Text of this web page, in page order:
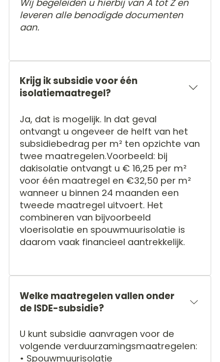
Wij begeleiden u hierbij van A tot Z en
leveren alle benodigde documenten
aan.
Krijg ik subsidie voor één
isolatiemaatregel?
Ja, dat is mogelijk. In dat geval
ontvangt u ongeveer de helft van het
subsidiebedrag per m² ten opzichte van
twee maatregelen.Voorbeeld: bij
dakisolatie ontvangt u € 16,25 per m²
voor één maatregel en €32,50 per m²
wanneer u binnen 24 maanden een
tweede maatregel uitvoert. Het
combineren van bijvoorbeeld
vloerisolatie en spouwmuurisolatie is
daarom vaak financieel aantrekkelijk.
Welke maatregelen vallen onder
de ISDE-subsidie?
U kunt subsidie aanvragen voor de
volgende verduurzamingsmaatregelen:
• Spouwmuurisolatie